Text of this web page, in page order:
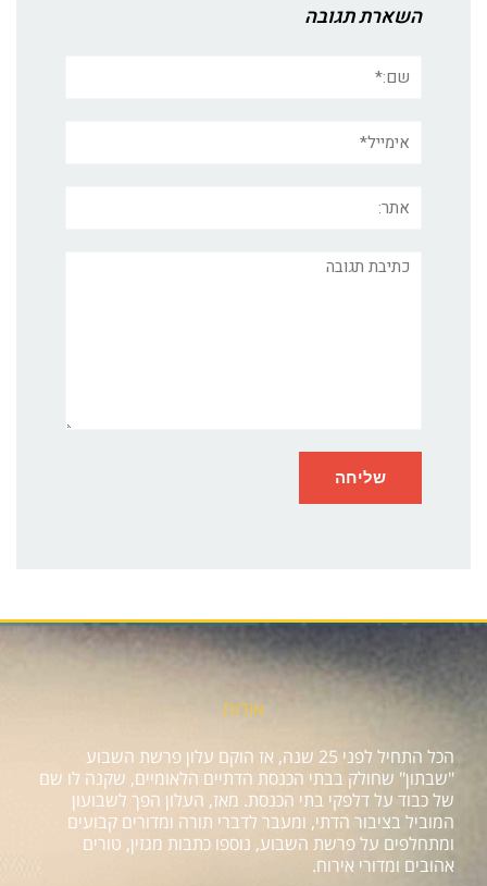
השארת תגובה
תגובה
אודות
הכל התחיל לפני 25 שנה, אז הוקם עלון פרשת השבוע
"שבתון" שחולק בבתי הכנסת הדתיים הלאומיים, שקנה לו שם
של כבוד על דלפקי בתי הכנסת. מאז, העלון הפך לשבועון
המוביל בציבור הדתי, ומעבר לדברי תורה ומדורים קבועים
ומתחלפים על פרשת השבוע, נוספו כתבות מגזין, טורים
אהובים ומדורי אירוח.